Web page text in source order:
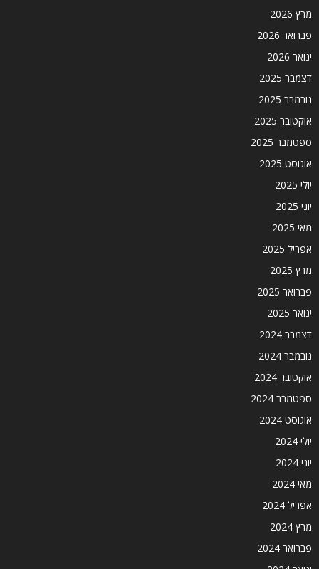
מרץ 2026
פברואר 2026
ינואר 2026
דצמבר 2025
נובמבר 2025
אוקטובר 2025
ספטמבר 2025
אוגוסט 2025
יולי 2025
יוני 2025
מאי 2025
אפריל 2025
מרץ 2025
פברואר 2025
ינואר 2025
דצמבר 2024
נובמבר 2024
אוקטובר 2024
ספטמבר 2024
אוגוסט 2024
יולי 2024
יוני 2024
מאי 2024
אפריל 2024
מרץ 2024
פברואר 2024